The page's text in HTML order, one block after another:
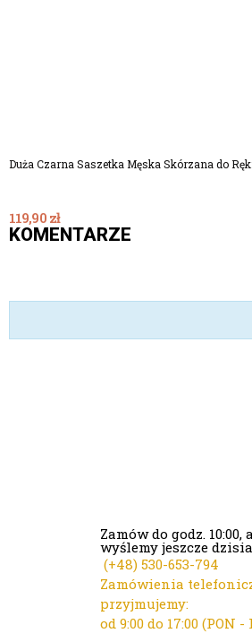
Duża Czarna Saszetka Męska Skórzana do
119,90 zł
KOMENTARZE
Zamów do godz. 10:00,
wyślemy jeszcze
(+48) 530-653-794
Zamówienia
przyjmujemy:
od 9:00 do 17:00 (PON -